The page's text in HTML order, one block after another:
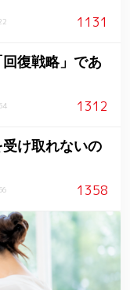
1131
復戦略」であ
1312
け取れないの
1358